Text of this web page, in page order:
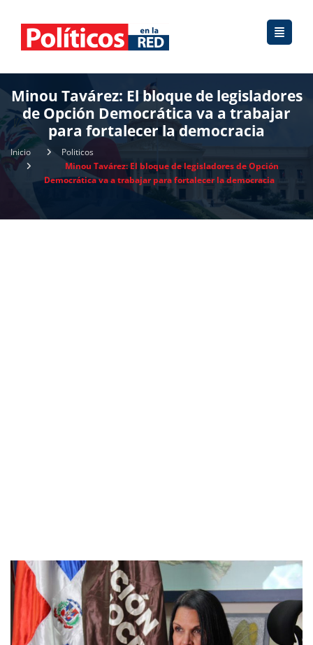
Minou Tavárez: El bloque de legisladores
de Opción Democrática va a trabajar
para fortalecer la democracia
Inicio
Politicos
Minou Tavárez: El bloque de legisladores de Opción
Democrática va a trabajar para fortalecer la democracia